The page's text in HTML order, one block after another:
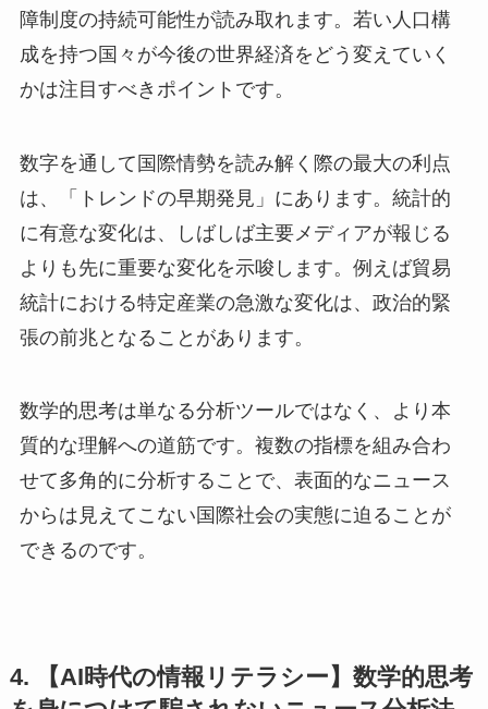
障制度の持続可能性が読み取れます。若い人口構
成を持つ国々が今後の世界経済をどう変えていく
かは注目すべきポイントです。
数字を通して国際情勢を読み解く際の最大の利点
は、「トレンドの早期発見」にあります。統計的
に有意な変化は、しばしば主要メディアが報じる
よりも先に重要な変化を示唆します。例えば貿易
統計における特定産業の急激な変化は、政治的緊
張の前兆となることがあります。
数学的思考は単なる分析ツールではなく、より本
質的な理解への道筋です。複数の指標を組み合わ
せて多角的に分析することで、表面的なニュース
からは見えてこない国際社会の実態に迫ることが
できるのです。
4. 【AI時代の情報リテラシー】数学的思考